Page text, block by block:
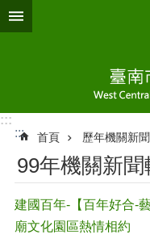
跳到主要內容區塊
:::
:::
首頁 歷年機關新
99年機關新聞
建國百年-【百年好合-
廟文化園區熱情相約